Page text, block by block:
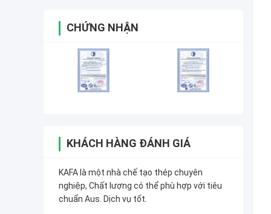
CHỨNG NHẬN
KHÁCH HÀNG ĐÁNH GIÁ
KAFA là một nhà chế tạo thép chuyên
nghiệp, Chất lượng có thể phù hợp với tiêu
chuẩn Aus. Dịch vụ tốt.